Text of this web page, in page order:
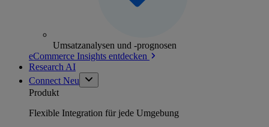
Umsatzanalysen und -prognosen
eCommerce Insights entdecken
Research AI
Connect Neu
Produkt
Flexible Integration für jede Umgebung